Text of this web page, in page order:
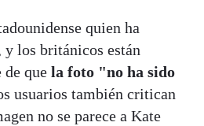
quien ha
los británicos están
de que la foto "no ha sido
usuarios también critican
no se parece a Kate